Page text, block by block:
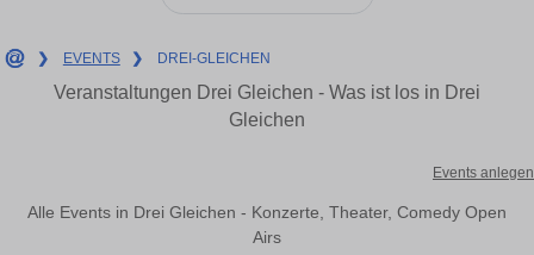
❯ EVENTS ❯ DREI-GLEICHEN
Veranstaltungen Drei Gleichen - Was ist los in Drei
Gleichen
Events anlegen
Alle Events in Drei Gleichen - Konzerte, Theater, Comedy Open
Airs